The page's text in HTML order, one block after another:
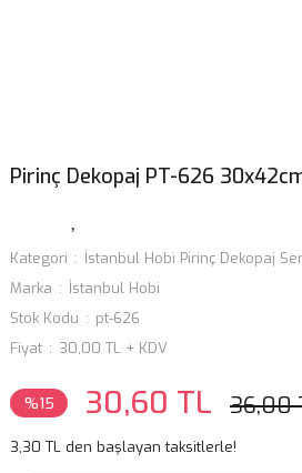
Pirinç Dekopaj PT-626
Kategori
İstanbul Hobi Pirinç Dekopaj
Marka
İstanbul Hobi
Stok Kodu
pt-626
Fiyat
30,00 TL + KDV
%15 30,60 TL 36,00
3,30 TL den başlayan taksitlerle!